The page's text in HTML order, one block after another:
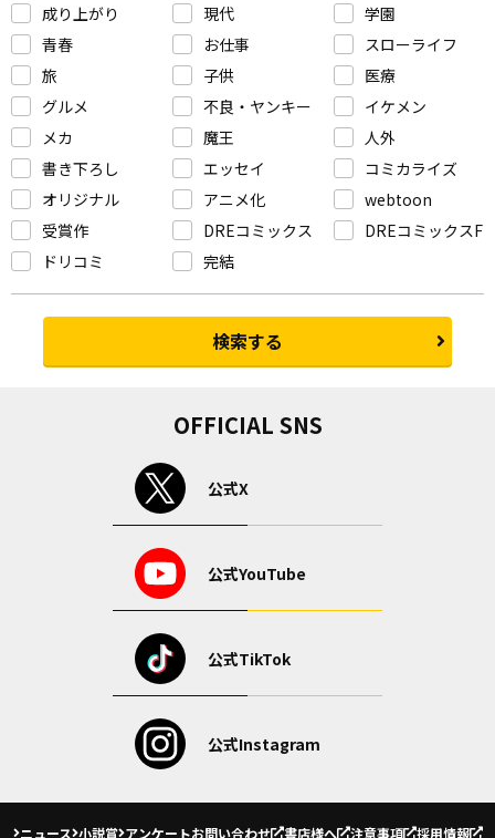
成り上がり
現代
学園
青春
お仕事
スローライフ
旅
子供
医療
グルメ
不良・ヤンキー
イケメン
メカ
魔王
人外
書き下ろし
エッセイ
コミカライズ
オリジナル
アニメ化
webtoon
受賞作
DREコミックス
DREコミックスF
ドリコミ
完結
検索する
OFFICIAL SNS
公式X
公式YouTube
公式TikTok
公式Instagram
ニュース 小説賞 アンケートお問い合わせ 書店様へ 注意事項 採用情報